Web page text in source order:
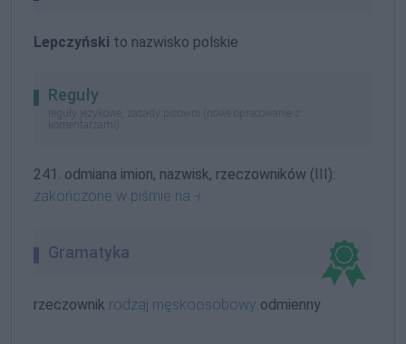
Lepczyński to nazwisko polskie
Reguły
reguły językowe, zasady pisowni (nowe opracowanie z
komentarzami)
241. odmiana imion, nazwisk, rzeczowników (III):
zakończone w piśmie na -i
Gramatyka
rzeczownik rodzaj męskoosobowy odmienny